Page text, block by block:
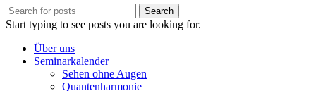
Search
Start typing to see posts you are looking for.
Über uns
Seminarkalender
Sehen ohne Augen
Quantenharmonie